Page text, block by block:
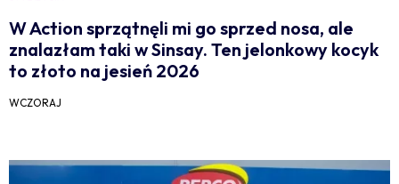
W Action sprzątnęli mi go sprzed nosa, ale
znalazłam taki w Sinsay. Ten jelonkowy kocyk
to złoto na jesień 2026
WCZORAJ